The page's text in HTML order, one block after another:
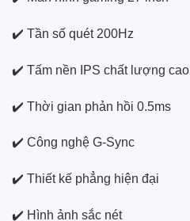
✔️ Tần số quét 200Hz
✔️ Tấm nền IPS chất lượng cao
✔️ Thời gian phản hồi 0.5ms
✔️ Công nghệ G-Sync
✔️ Thiết kế phẳng hiện đại
✔️ Hình ảnh sắc nét